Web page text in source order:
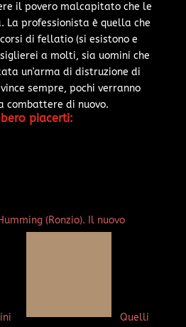
il povero malcapitato che le
La professionista è quella che
di fellatio (si esistono e
a molti, sia uomini che
un'arma di distruzione di
sempre, pochi verranno
combattere di nuovo.
piacerti:
(Ronzio). Il nuovo
Quelli